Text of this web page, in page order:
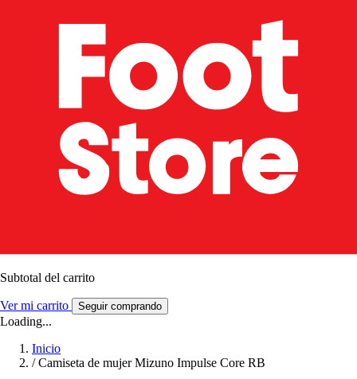
Subtotal del carrito
Ver mi carrito Seguir comprando
Loading...
Inicio
/ Camiseta de mujer Mizuno Impulse Core RB